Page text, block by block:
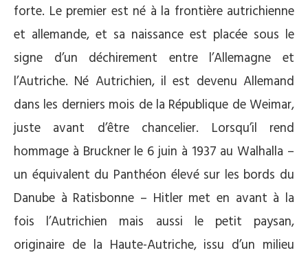
forte. Le premier est né à la frontière autrichienne
et allemande, et sa naissance est placée sous le
signe d’un déchirement entre l’Allemagne et
l’Autriche. Né Autrichien, il est devenu Allemand
dans les derniers mois de la République de Weimar,
juste avant d’être chancelier. Lorsqu’il rend
hommage à Bruckner le 6 juin à 1937 au Walhalla –
un équivalent du Panthéon élevé sur les bords du
Danube à Ratisbonne – Hitler met en avant à la
fois l’Autrichien mais aussi le petit paysan,
originaire de la Haute-Autriche, issu d’un milieu